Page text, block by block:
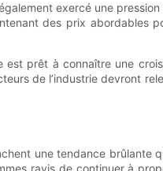
exercé une
des prix abordables
prêt à connaître une
de l’industrie devront
une tendance